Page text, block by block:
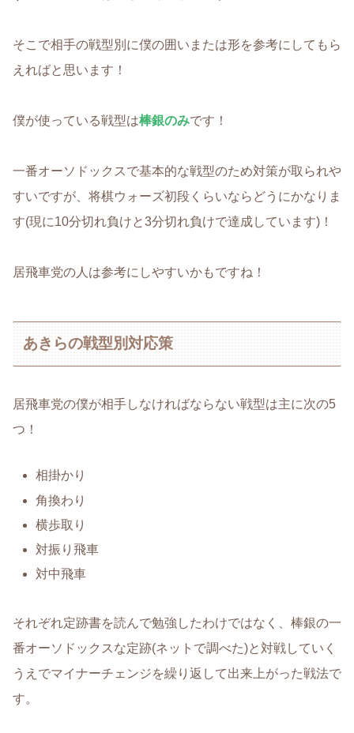
そこで相手の戦型別に僕の囲いまたは形を参考にしてもら
えればと思います！
僕が使っている戦型は棒銀のみです！
一番オーソドックスで基本的な戦型のため対策が取られや
すいですが、将棋ウォーズ初段くらいならどうにかなりま
す(現に10分切れ負けと3分切れ負けで達成しています)！
居飛車党の人は参考にしやすいかもですね！
あきらの戦型別対応策
居飛車党の僕が相手しなければならない戦型は主に次の5
つ！
相掛かり
角換わり
横歩取り
対振り飛車
対中飛車
それぞれ定跡書を読んで勉強したわけではなく、棒銀の一
番オーソドックスな定跡(ネットで調べた)と対戦していく
うえでマイナーチェンジを繰り返して出来上がった戦法で
す。